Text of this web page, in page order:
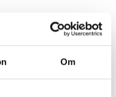
Om
som kan laddas ner,
välj den bilaga som ska
och kan
eller skriva ut den på